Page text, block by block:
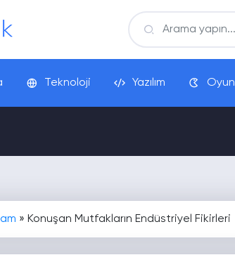
Teknoloji Yazılım Oyun
» Konuşan Mutfakların Endüstriyel Fikirleri